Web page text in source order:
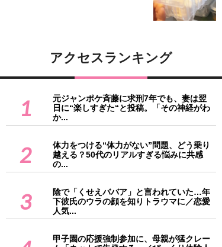
アクセスランキング
1
元ジャンポケ斉藤に求刑7年でも、妻は翌
日に“楽しすぎた“と投稿。「その神経がわ
か...
2
体力をつける“体力がない”問題、どう乗り
越える？50代のリアルすぎる悩みに共感
の...
3
陰で「くせえババア」と言われていた…年
下彼氏のウラの顔を知りトラウマに／恋愛
人気...
甲子園の応援強制参加に、母親が猛クレー